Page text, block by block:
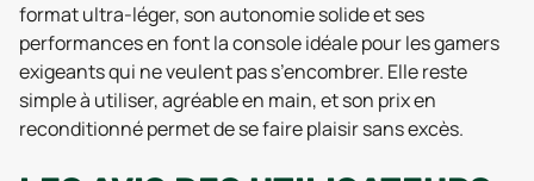
format ultra-léger, son autonomie solide et ses
performances en font la console idéale pour les gamers
exigeants qui ne veulent pas s’encombrer. Elle reste
simple à utiliser, agréable en main, et son prix en
reconditionné permet de se faire plaisir sans excès.